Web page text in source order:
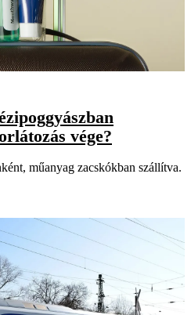
vége?
műanyag zacskókban szállítva.